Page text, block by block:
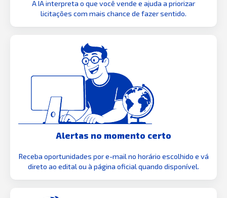
A IA interpreta o que você vende e ajuda a priorizar
licitações com mais chance de fazer sentido.
Alertas no momento certo
Receba oportunidades por e-mail no horário escolhido e vá
direto ao edital ou à página oficial quando disponível.